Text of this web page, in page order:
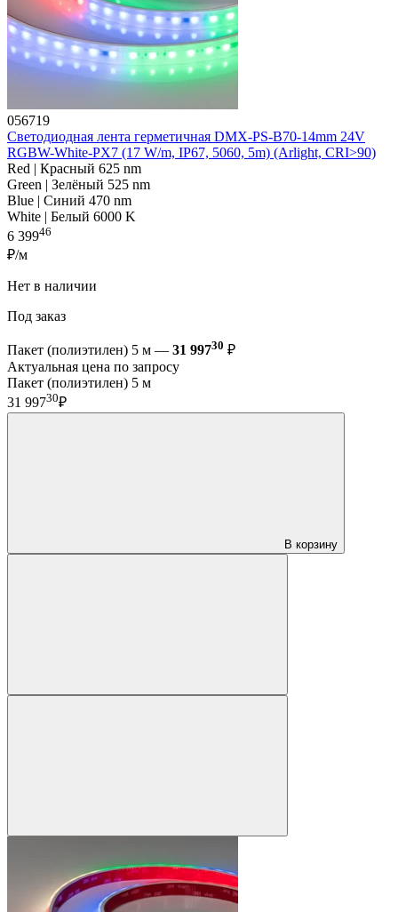
056719
Светодиодная лента герметичная DMX-PS-B70-14mm 24V
RGBW-White-PX7 (17 W/m, IP67, 5060, 5m) (Arlight, CRI>90)
Red | Красный 625 nm
Green | Зелёный 525 nm
Blue | Синий 470 nm
White | Белый 6000 K
6 39946
₽/м
Нет в наличии
Под заказ
Пакет (полиэтилен) 5 м — 31 99730 ₽
Актуальная цена по запросу
Пакет (полиэтилен) 5 м
31 99730₽
В корзину